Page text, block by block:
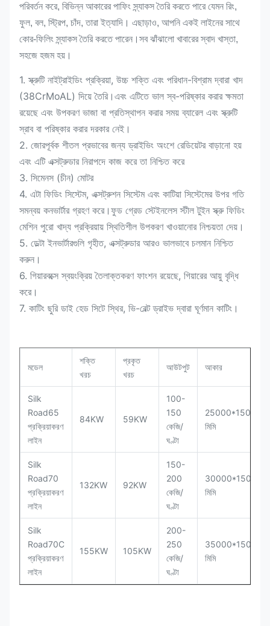
পরিবর্তন করে, বিভিন্ন আকারের পাফিং স্ন্যাকস তৈরি করতে পারে যেমন রিং,
ফুল, বল, স্ট্রিপ, চাঁদ, তারা ইত্যাদি। এছাড়াও, আপনি একই লাইনের সাথে
কোর-ফিলিং স্ন্যাকস তৈরি করতে পারেন।সব ঝাঁঝালো খাবারের স্বাদ খাস্তা,
সহজে হজম হয়।
1. স্ক্রুটি নাইট্রাইডিং প্রক্রিয়া, উচ্চ শক্তি এবং পরিধান-বিশ্রাম দ্বারা খাদ
(38CrMoAL) দিয়ে তৈরি।এবং এটিতে ভাল স্ব-পরিষ্কার করার ক্ষমতা
রয়েছে এবং উপকরণ ভাজা বা প্রতিস্থাপন করার সময় ব্যারেল এবং স্ক্রুটি
স্রাব বা পরিষ্কার করার দরকার নেই।
2. জোরপূর্বক শীতল প্রভাবের জন্য ড্রাইভিং অংশে রেডিয়েটর বাড়ানো হয়
এবং এটি এক্সট্রুডার নিরাপদে কাজ করে তা নিশ্চিত করে
3. সিমেনস (চীন) মোটর
4. এটা ফিডিং সিস্টেম, এক্সট্রুশন সিস্টেম এবং কাটিয়া সিস্টেমের উপর গতি
সমন্বয় কনভার্টার গ্রহণ করে।ফুড গ্রেড স্টেইনলেস স্টীল টুইন স্ক্রু ফিডিং
মেশিন পুরো খাদ্য প্রক্রিয়ায় স্থিতিশীল উপকরণ খাওয়ানোর নিশ্চয়তা দেয়।
5. ডেল্টা ইনভার্টারগুলি গৃহীত, এক্সট্রুডার আরও ভালভাবে চলমান নিশ্চিত
করুন।
6. গিয়ারবক্সে স্বয়ংক্রিয় তৈলাক্তকরণ ফাংশন রয়েছে, গিয়ারের আয়ু বৃদ্ধি
করে।
7. কাটিং ছুরি ডাই হেড সিটে স্থির, ভি-বেল্ট ড্রাইভ দ্বারা ঘূর্ণমান কাটিং।
মডেল
শক্তি
খরচ
প্রকৃত
খরচ
আউটপুট আকার
Silk
Road65
প্রক্রিয়াকরণ
লাইন
84KW 59KW
100-
150
কেজি/
ঘণ্টা
মিমি
Silk
Road70
প্রক্রিয়াকরণ
লাইন
132KW 92KW
150-
200
কেজি/
ঘণ্টা
মিমি
Silk
Road70C
প্রক্রিয়াকরণ
লাইন
155KW 105KW
200-
250
কেজি/
ঘণ্টা
মিমি